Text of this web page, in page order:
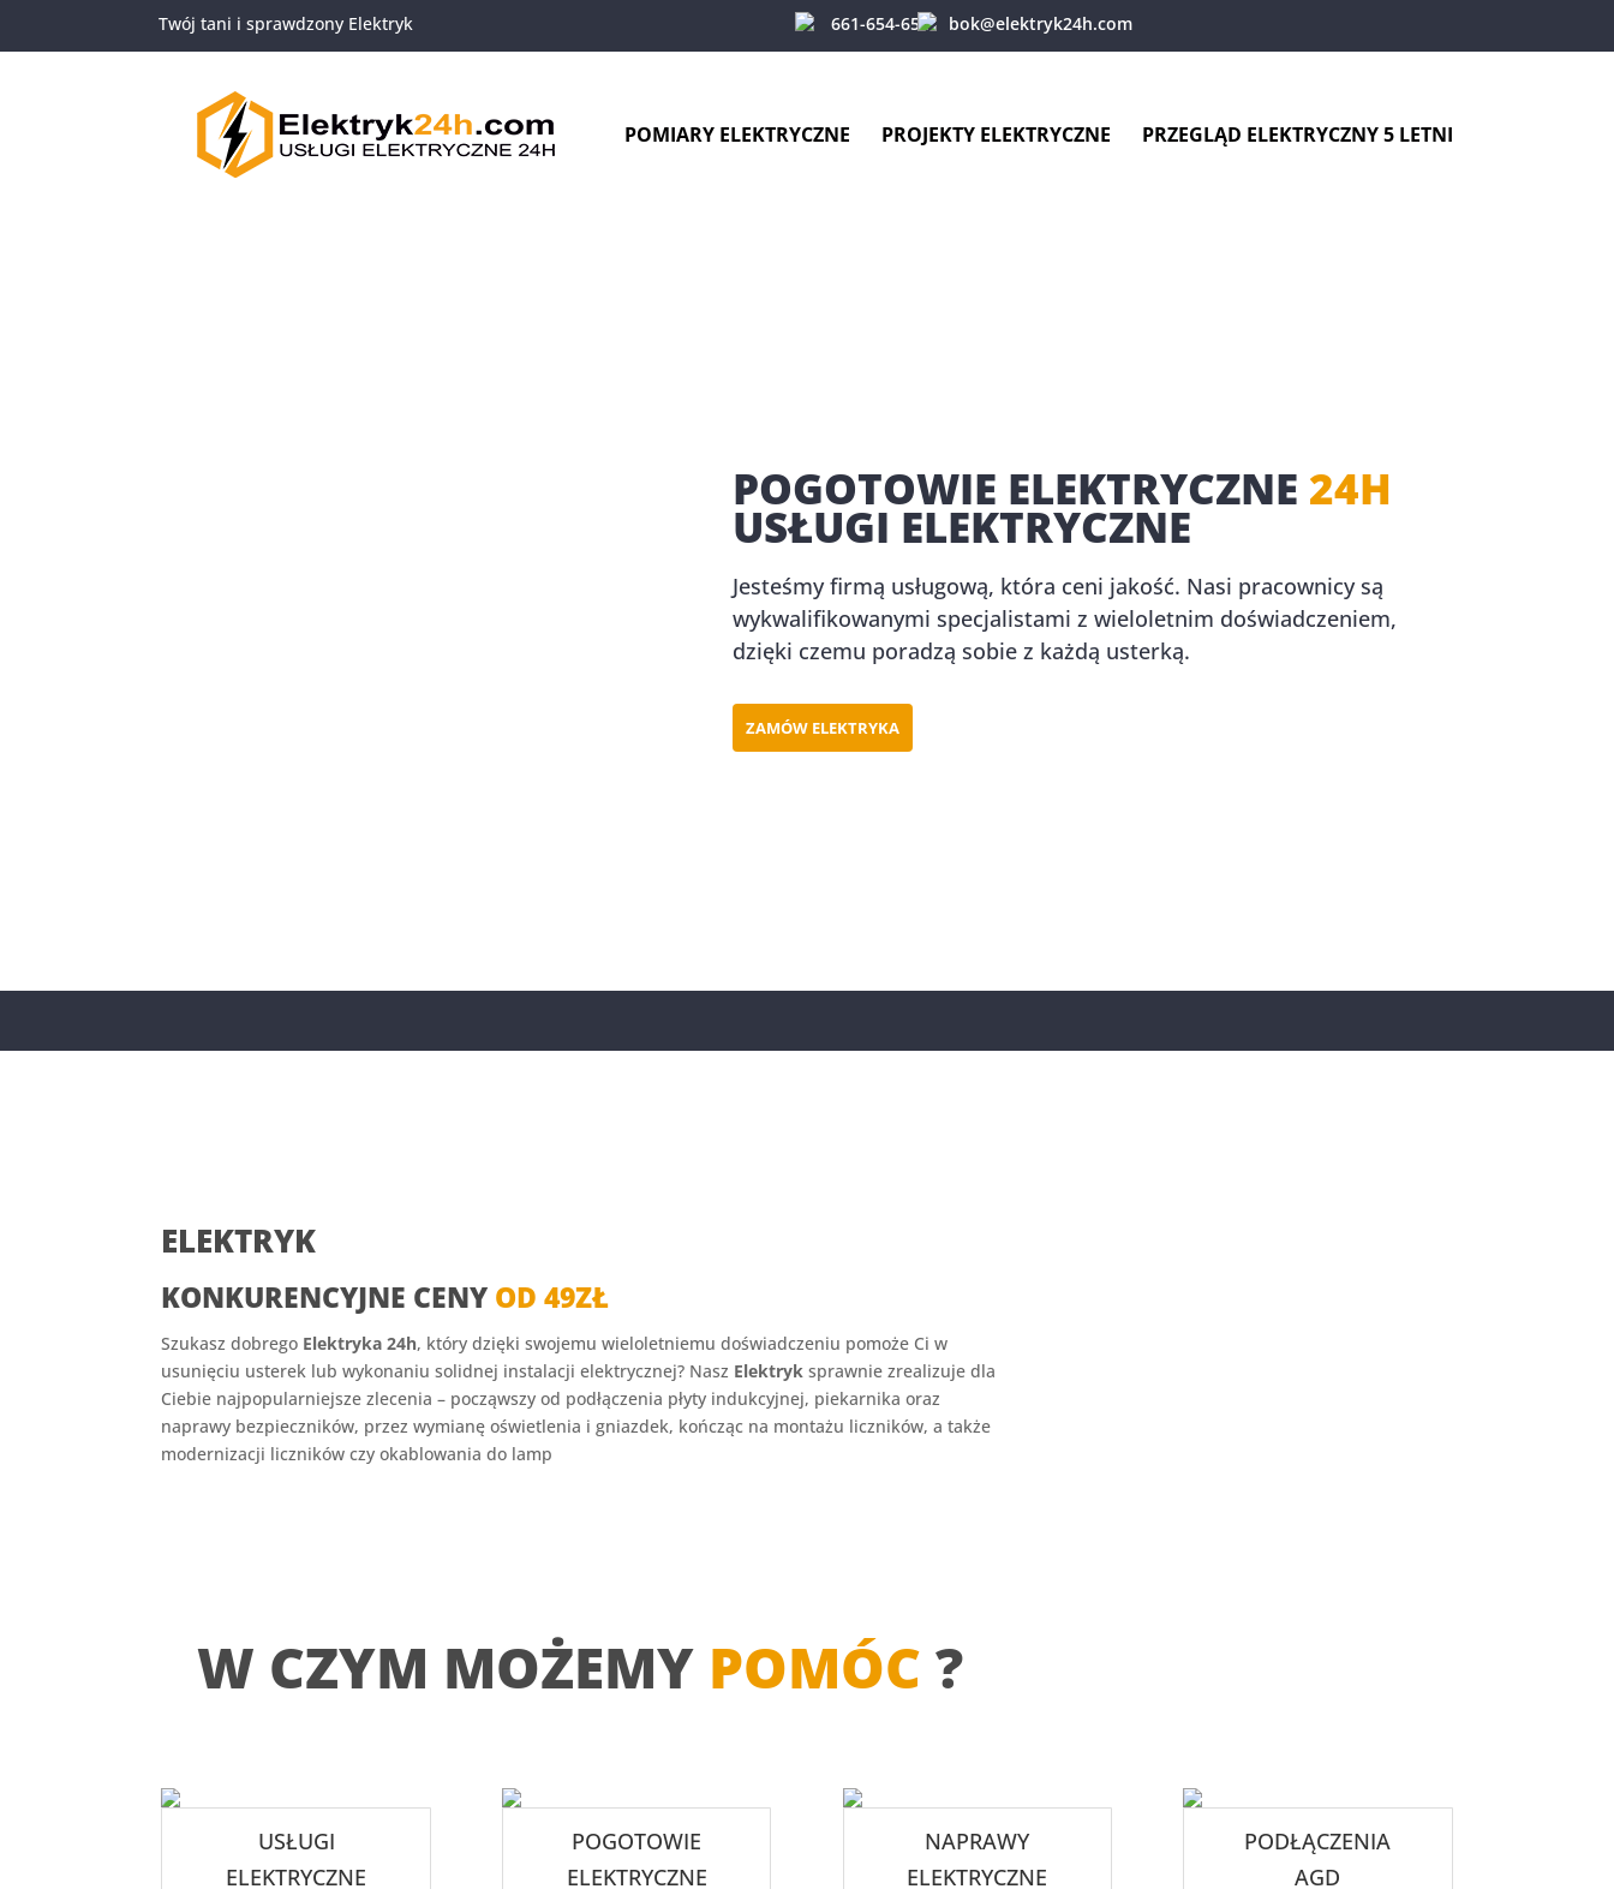
https://www.elektryk24h.comTwój tani i sprawdzony Elektryk 661-654-654 bok@elektryk24h.com
POMIARY ELEKTRYCZNE PROJEKTY ELEKTRYCZNE PRZEGLĄD ELEKTRYCZNY 5 LETNI
POGOTOWIE ELEKTRYCZNE 24H
USŁUGI ELEKTRYCZNE
Jesteśmy firmą usługową, która ceni jakość. Nasi pracownicy są
wykwalifikowanymi specjalistami z wieloletnim doświadczeniem,
dzięki czemu poradzą sobie z każdą usterką.
ZAMÓW ELEKTRYKA
ELEKTRYK
KONKURENCYJNE CENY OD 49ZŁ
Szukasz dobrego Elektryka 24h, który dzięki swojemu wieloletniemu doświadczeniu pomoże Ci w
usunięciu usterek lub wykonaniu solidnej instalacji elektrycznej? Nasz Elektryk sprawnie zrealizuje dla
Ciebie najpopularniejsze zlecenia – począwszy od podłączenia płyty indukcyjnej, piekarnika oraz
naprawy bezpieczników, przez wymianę oświetlenia i gniazdek, kończąc na montażu liczników, a także
modernizacji liczników czy okablowania do lamp
W CZYM MOŻEMY POMÓC ?
USŁUGI
ELEKTRYCZNE
POGOTOWIE
ELEKTRYCZNE
NAPRAWY
ELEKTRYCZNE
PODŁĄCZENIA
AGD